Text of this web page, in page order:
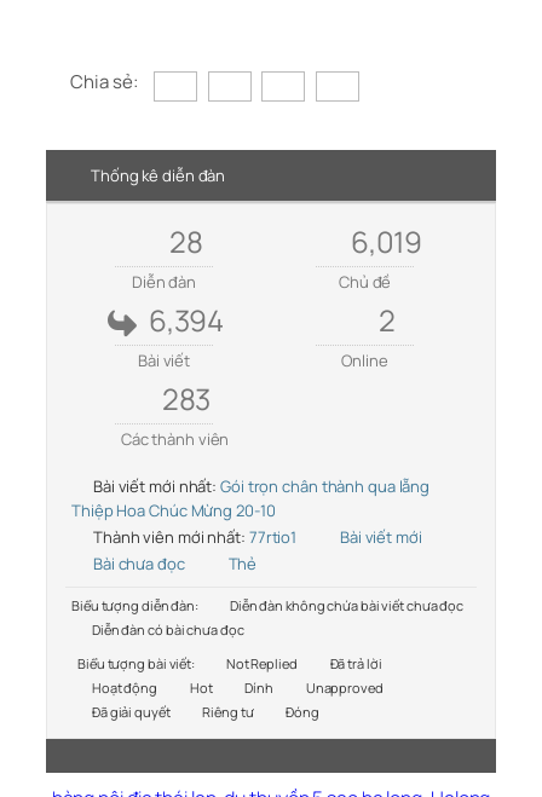
Chia sẻ:
Thống kê diễn đàn
28
Diễn đàn
6,019
Chủ đề
6,394
Bài viết
2
Online
283
Các thành viên
Bài viết mới nhất: Gói trọn chân thành qua lẵng
Thiệp Hoa Chúc Mừng 20-10
Thành viên mới nhất: 77rtio1
Bài viết mới
Bài chưa đọc
Thẻ
Biểu tượng diễn đàn:
Diễn đàn không chứa bài viết chưa đọc
Diễn đàn có bài chưa đọc
Biểu tượng bài viết:
Not Replied
Đã trả lời
Hoạt động
Hot Dính
Unapproved
Đã giải quyết
Riêng tư Đóng